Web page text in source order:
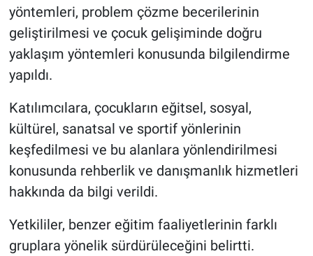
yöntemleri, problem çözme becerilerinin
geliştirilmesi ve çocuk gelişiminde doğru
yaklaşım yöntemleri konusunda bilgilendirme
yapıldı.
Katılımcılara, çocukların eğitsel, sosyal,
kültürel, sanatsal ve sportif yönlerinin
keşfedilmesi ve bu alanlara yönlendirilmesi
konusunda rehberlik ve danışmanlık hizmetleri
hakkında da bilgi verildi.
Yetkililer, benzer eğitim faaliyetlerinin farklı
gruplara yönelik sürdürüleceğini belirtti.